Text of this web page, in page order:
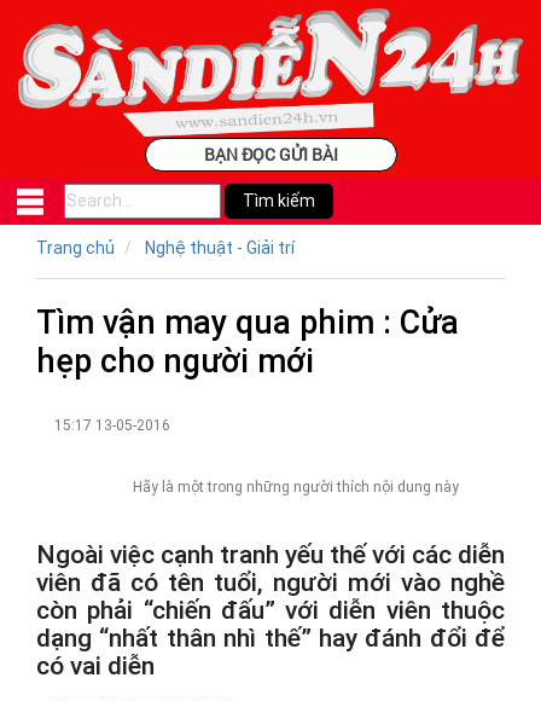
BẠN ĐỌC GỬI BÀI
Trang chủ Nghệ thuật - Giải trí
Tìm vận may qua phim : Cửa
hẹp cho người mới
15:17 13-05-2016
Hãy là một trong những người thích nội dung này
Ngoài việc cạnh tranh yếu thế với các diễn
viên đã có tên tuổi, người mới vào nghề
còn phải “chiến đấu” với diễn viên thuộc
dạng “nhất thân nhì thế” hay đánh đổi để
có vai diễn